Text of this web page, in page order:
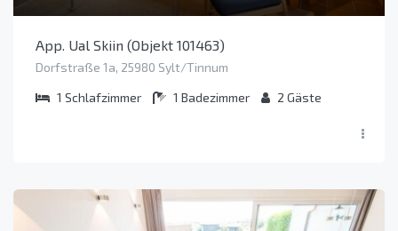
App. Ual Skiin (Objekt 101463)
Dorfstraße 1a, 25980 Sylt/Tinnum
1 Schlafzimmer 1 Badezimmer 2 Gäste